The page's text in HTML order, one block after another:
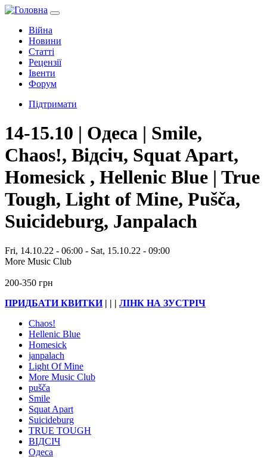
Війна
Новини
Статті
Рецензії
Івенти
Форум
Підтримати
14-15.10 | Одеса | Smile,
Chaos!, Відсіч, Squat Apart,
Homesick , Hellenic Blue | True
Tough, Light of Mine, Pušča,
Suicideburg, Janpalach
Fri, 14.10.22 - 06:00 - Sat, 15.10.22 - 09:00
More Music Club
200-350 грн
ПРИДБАТИ КВИТКИ| | | ЛІНК НА ЗУСТРІЧ
Chaos!
Hellenic Blue
Homesick
janpalach
Light Of Mine
More Music Club
pušča
Smile
Squat Apart
Suicideburg
TRUE TOUGH
ВІДСІЧ
Одеса